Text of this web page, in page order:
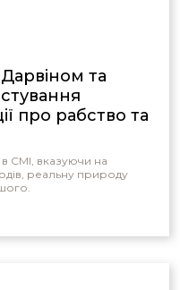
та
про рабство та
CMI, вказуючи на
реальну природу